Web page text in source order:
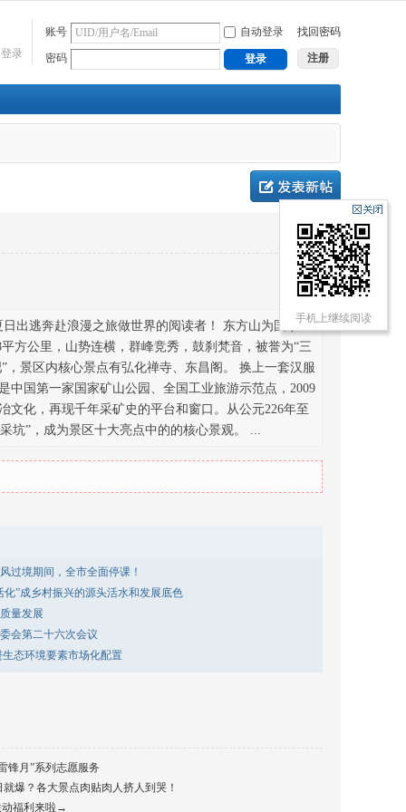
账号 自动登录 找回密码
密码 登录 注册
录
出逃奔赴浪漫之旅做世界的阅读者！ 东方山为国家
方公里，山势连横，群峰竞秀，鼓刹梵音，被誉为“三
景区内核心景点有弘化禅寺、东昌阁。 换上一套汉服
国第一家国家矿山公园、全国工业旅游示范点，2009
化，再现千年采矿史的平台和窗口。从公元226年至
坑”，成为景区十大亮点中的的核心景观。 ...
过境期间，全市全面停课！
”成乡村振兴的源头活水和发展底色
量发展
会第二十六次会议
态环境要素市场化配置
锋月”系列志愿服务
爆？各大景点肉贴肉人挤人到哭！
动福利来啦→
手机上继续阅读